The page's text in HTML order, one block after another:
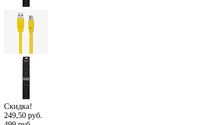
Скидка!
249,50 руб.